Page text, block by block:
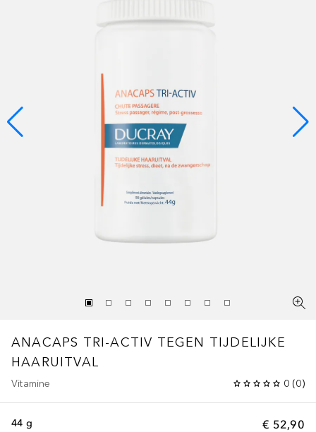
ANACAPS TRI-ACTIV TEGEN TIJDELIJKE
HAARUITVAL
Vitamine 0 (0)
€ 52,90
44 g